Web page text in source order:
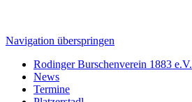
Navigation überspringen
Rodinger Burschenverein 1883 e.V.
News
Termine